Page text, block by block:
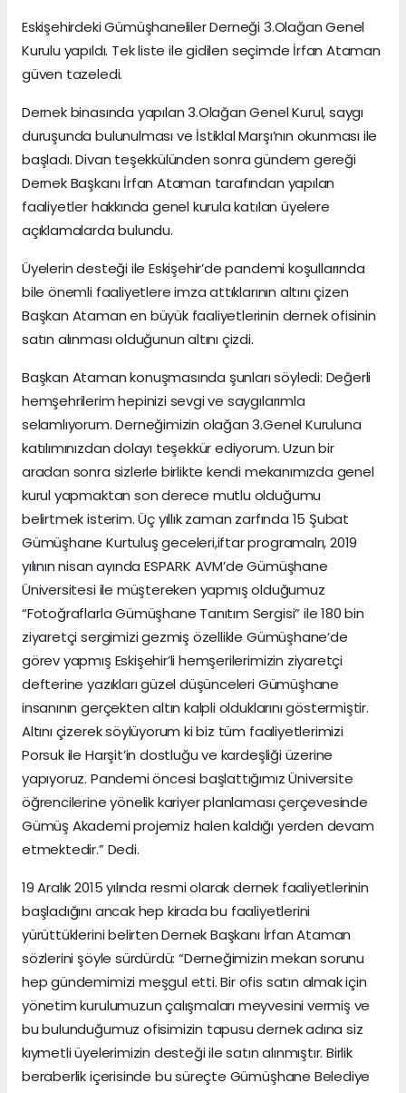
Eskişehirdeki Gümüşhaneliler Derneği 3.Olağan Genel
Kurulu yapıldı. Tek liste ile gidilen seçimde İrfan Ataman
güven tazeledi.
Dernek binasında yapılan 3.Olağan Genel Kurul, saygı
duruşunda bulunulması ve İstiklal Marşı’nın okunması ile
başladı. Divan teşekkülünden sonra gündem gereği
Dernek Başkanı İrfan Ataman tarafından yapılan
faaliyetler hakkında genel kurula katılan üyelere
açıklamalarda bulundu.
Üyelerin desteği ile Eskişehir’de pandemi koşullarında
bile önemli faaliyetlere imza attıklarının altını çizen
Başkan Ataman en büyük faaliyetlerinin dernek ofisinin
satın alınması olduğunun altını çizdi.
Başkan Ataman konuşmasında şunları söyledi: Değerli
hemşehrilerim hepinizi sevgi ve saygılarımla
selamlıyorum. Derneğimizin olağan 3.Genel Kuruluna
katılımınızdan dolayı teşekkür ediyorum. Uzun bir
aradan sonra sizlerle birlikte kendi mekanımızda genel
kurul yapmaktan son derece mutlu olduğumu
belirtmek isterim. Üç yıllık zaman zarfında 15 Şubat
Gümüşhane Kurtuluş geceleri,iftar programalrı, 2019
yılının nisan ayında ESPARK AVM’de Gümüşhane
Üniversitesi ile müştereken yapmış olduğumuz
“Fotoğraflarla Gümüşhane Tanıtım Sergisi” ile 180 bin
ziyaretçi sergimizi gezmiş özellikle Gümüşhane’de
görev yapmış Eskişehir’li hemşerilerimizin ziyaretçi
defterine yazıkları güzel düşünceleri Gümüşhane
insanının gerçekten altın kalpli olduklarını göstermiştir.
Altını çizerek söylüyorum ki biz tüm faaliyetlerimizi
Porsuk ile Harşit’in dostluğu ve kardeşliği üzerine
yapıyoruz. Pandemi öncesi başlattığımız Üniversite
öğrencilerine yönelik kariyer planlaması çerçevesinde
Gümüş Akademi projemiz halen kaldığı yerden devam
etmektedir.” Dedi.
19 Aralık 2015 yılında resmi olarak dernek faaliyetlerinin
başladığını ancak hep kirada bu faaliyetlerini
yürüttüklerini belirten Dernek Başkanı İrfan Ataman
sözlerini şöyle sürdürdü: “Derneğimizin mekan sorunu
hep gündemimizi meşgul etti. Bir ofis satın almak için
yönetim kurulumuzun çalışmaları meyvesini vermiş ve
bu bulunduğumuz ofisimizin tapusu dernek adına siz
kıymetli üyelerimizin desteği ile satın alınmıştır. Birlik
beraberlik içerisinde bu süreçte Gümüşhane Belediye